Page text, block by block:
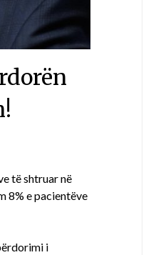
të shtruar në
8% e pacientëve
i